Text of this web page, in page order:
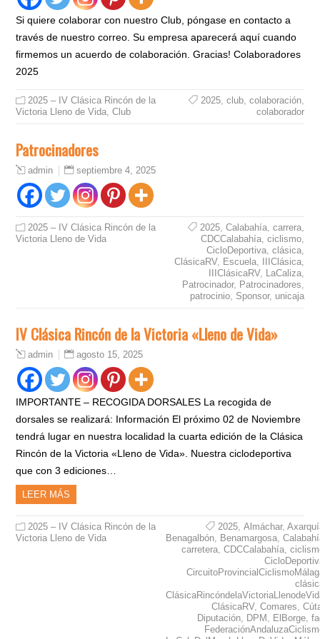
Si quiere colaborar con nuestro Club, póngase en contacto a
través de nuestro correo. Su empresa aparecerá aquí cuando
firmemos un acuerdo de colaboración. Gracias! Colaboradores
2025
2025 – IV Clásica Rincón de la
Victoria Lleno de Vida ,Club
2025, club, colaboración,
colaborador
Patrocinadores
admin septiembre 4, 2025
2025 – IV Clásica Rincón de la
Victoria Lleno de Vida
2025, Calabahía, carrera,
CDCCalabahía, ciclismo,
CicloDeportiva, clásica,
ClásicaRV, Escuela, IIIClásica,
IIIClásicaRV, LaCaliza,
Patrocinador, Patrocinadores
patrocinio, Sponsor, unicaja
IV Clásica Rincón de la Victoria «Lleno de Vida»
admin agosto 15, 2025
IMPORTANTE – RECOGIDA DORSALES La recogida de
dorsales se realizará: Información El próximo 02 de Noviembre
tendrá lugar en nuestra localidad la cuarta edición de la Clásica
Rincón de la Victoria «Lleno de Vida». Nuestra ciclodeportiva
que con 3 ediciones…
LEER MÁS
2025 – IV Clásica Rincón de la
Victoria Lleno de Vida
2025 ,Almáchar,
Benagalbón Benamargosa ,
carretera ,CDCCalabahía ,
ClásicaRV,Comares ,
Diputación DPM ElBorge ,